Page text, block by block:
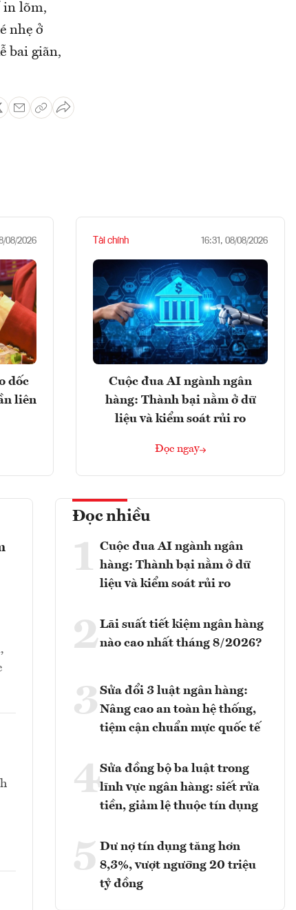
in lõm,
nhẹ ở
bai giãn,
08/2026
dốc
liên
Tài chính 16:31, 08/08/2026
Cuộc đua AI ngành ngân
hàng: Thành bại nằm ở dữ
liệu và kiểm soát rủi ro
Đọc ngay
Đọc nhiều
1 Cuộc đua AI ngành ngân
hàng: Thành bại nằm ở dữ
liệu và kiểm soát rủi ro
2Lãi suất tiết kiệm ngân hàng
nào cao nhất tháng 8/2026?
3 Sửa đổi 3 luật ngân hàng:
Nâng cao an toàn hệ thống,
tiệm cận chuẩn mực quốc tế
4Sửa đồng bộ ba luật trong
lĩnh vực ngân hàng: siết rửa
tiền, giảm lệ thuộc tín dụng
5 Dư nợ tín dụng tăng hơn
8,3%, vượt ngưỡng 20 triệu
tỷ đồng